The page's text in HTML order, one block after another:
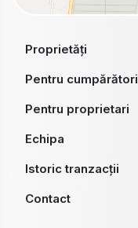
Proprietăți
Pentru cumpărători
Pentru proprietari
Echipa
Istoric tranzacții
Contact